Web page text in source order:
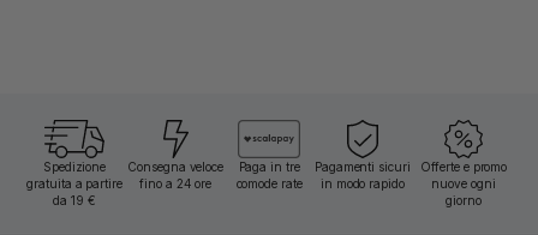
Spedizione
gratuita a partire
da 19 €
Consegna veloce
fino a 24 ore
Paga in tre
comode rate
Pagamenti sicuri
in modo rapido
Offerte e promo
nuove ogni
giorno